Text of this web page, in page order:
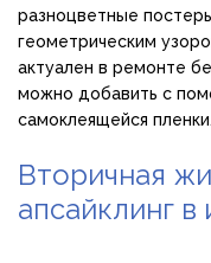
разноцветные
геометрическим
актуален в ремонте
можно добавить с
самоклеящейся пленки.
Вторичная
апсайклинг в